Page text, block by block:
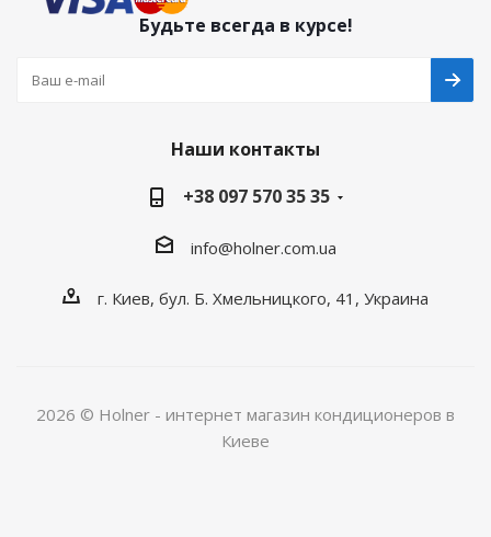
Будьте всегда в курсе!
Наши контакты
+38 097 570 35 35
info@holner.com.ua
г. Киев, бул. Б. Хмельницкого, 41, Украина
2026 © Holner - интернет магазин кондиционеров в
Киеве